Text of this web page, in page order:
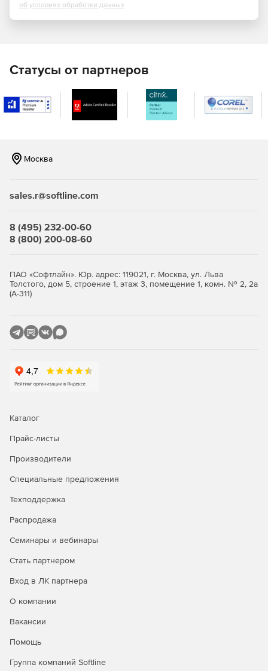
об условиях обработки данных
Статусы от партнеров
Москва
sales.r@softline.com
8 (495) 232-00-60
8 (800) 200-08-60
ПАО «Софтлайн». Юр. адрес: 119021, г. Москва, ул. Льва
Толстого, дом 5, строение 1, этаж 3, помещение 1, комн. № 2, 2а
(А-311)
Каталог
Прайс-листы
Производители
Специальные предложения
Техподдержка
Распродажа
Семинары и вебинары
Стать партнером
Вход в ЛК партнера
О компании
Вакансии
Помощь
Группа компаний Softline